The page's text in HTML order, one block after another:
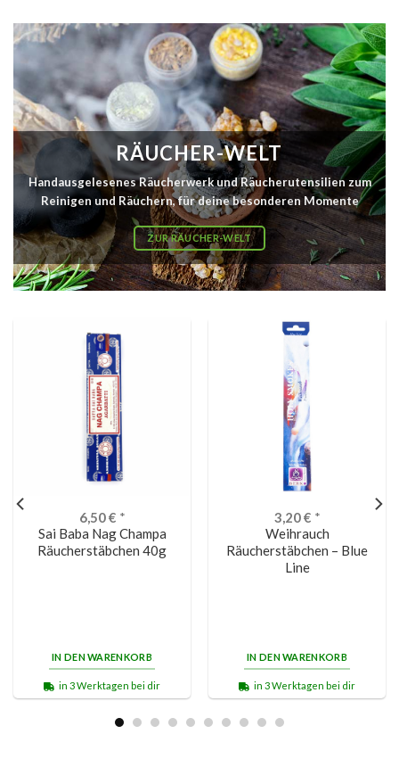
RÄUCHER-WELT
Handausgelesenes Räucherwerk und Räucherutensilien zum
Reinigen und Räuchern, für deine besonderen Momente
ZUR RÄUCHER-WELT
6,50€ *
Sai Baba Nag Champa
Räucherstäbchen 40g
IN DEN WARENKORB
in 3 Werktagen bei dir
3,20€ *
Weihrauch
Räucherstäbchen – Blue
Line
IN DEN WARENKORB
in 3 Werktagen bei dir